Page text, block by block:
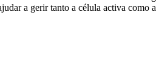
a gerir tanto a célula activa como